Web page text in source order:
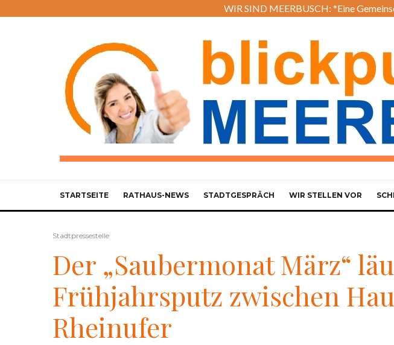
WIR SIND MEERBUSCH: *Eine
STARTSEITE RATHAUS-NEWS STADTGESPRÄCH WIR STELLEN VOR
Stadtpressestelle
Der „Saubermonat März“
Frühjahrsputz zwischen
Rheinufer